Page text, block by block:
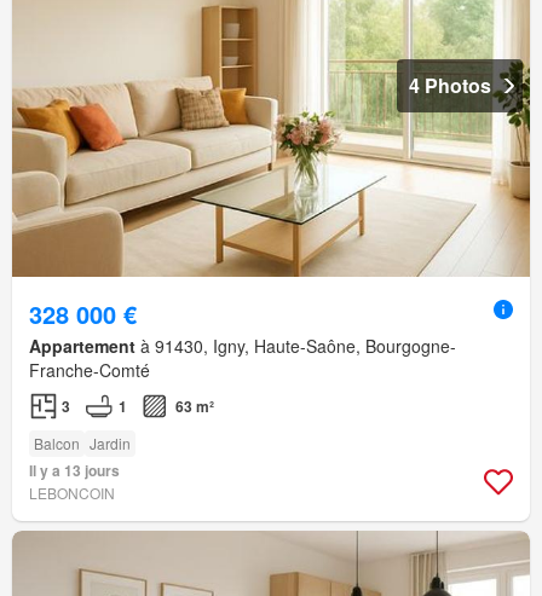
4 Photos
328 000 €
Appartement à 91430, Igny, Haute-Saône, Bourgogne-
Franche-Comté
3 1 63 m²
Balcon Jardin
Il y a 13 jours
LEBONCOIN